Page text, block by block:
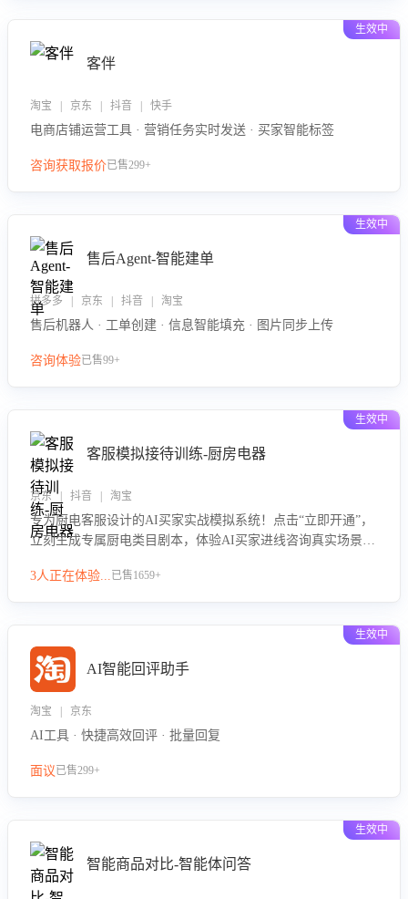
生效中
客伴
淘宝 | 京东 | 抖音 | 快手
电商店铺运营工具 · 营销任务实时发送 · 买家智能标签
咨询获取报价已售299+
生效中
售后Agent-智能建单
拼多多 | 京东 | 抖音 | 淘宝
售后机器人 · 工单创建 · 信息智能填充 · 图片同步上传
咨询体验已售99+
生效中
客服模拟接待训练-厨房电器
京东 | 抖音 | 淘宝
专为厨电客服设计的AI买家实战模拟系统！点击“立即开通”，
立刻生成专属厨电类目剧本，体验AI买家进线咨询真实场景训
技巧！
3人正在体验...已售1659+
生效中
AI智能回评助手
淘宝 | 京东
AI工具 · 快捷高效回评 · 批量回复
面议已售299+
生效中
智能商品对比-智能体问答